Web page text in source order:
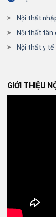
Nội thất
Nội thất tân
Nội thất y tế
GIỚI THIỆU